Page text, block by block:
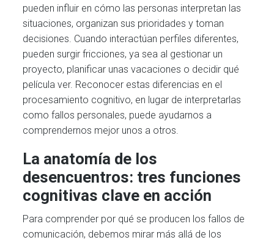
pueden influir en cómo las personas interpretan las
situaciones, organizan sus prioridades y toman
decisiones. Cuando interactúan perfiles diferentes,
pueden surgir fricciones, ya sea al gestionar un
proyecto, planificar unas vacaciones o decidir qué
película ver. Reconocer estas diferencias en el
procesamiento cognitivo, en lugar de interpretarlas
como fallos personales, puede ayudarnos a
comprendernos mejor unos a otros.
La anatomía de los
desencuentros: tres funciones
cognitivas clave en acción
Para comprender por qué se producen los fallos de
comunicación, debemos mirar más allá de los